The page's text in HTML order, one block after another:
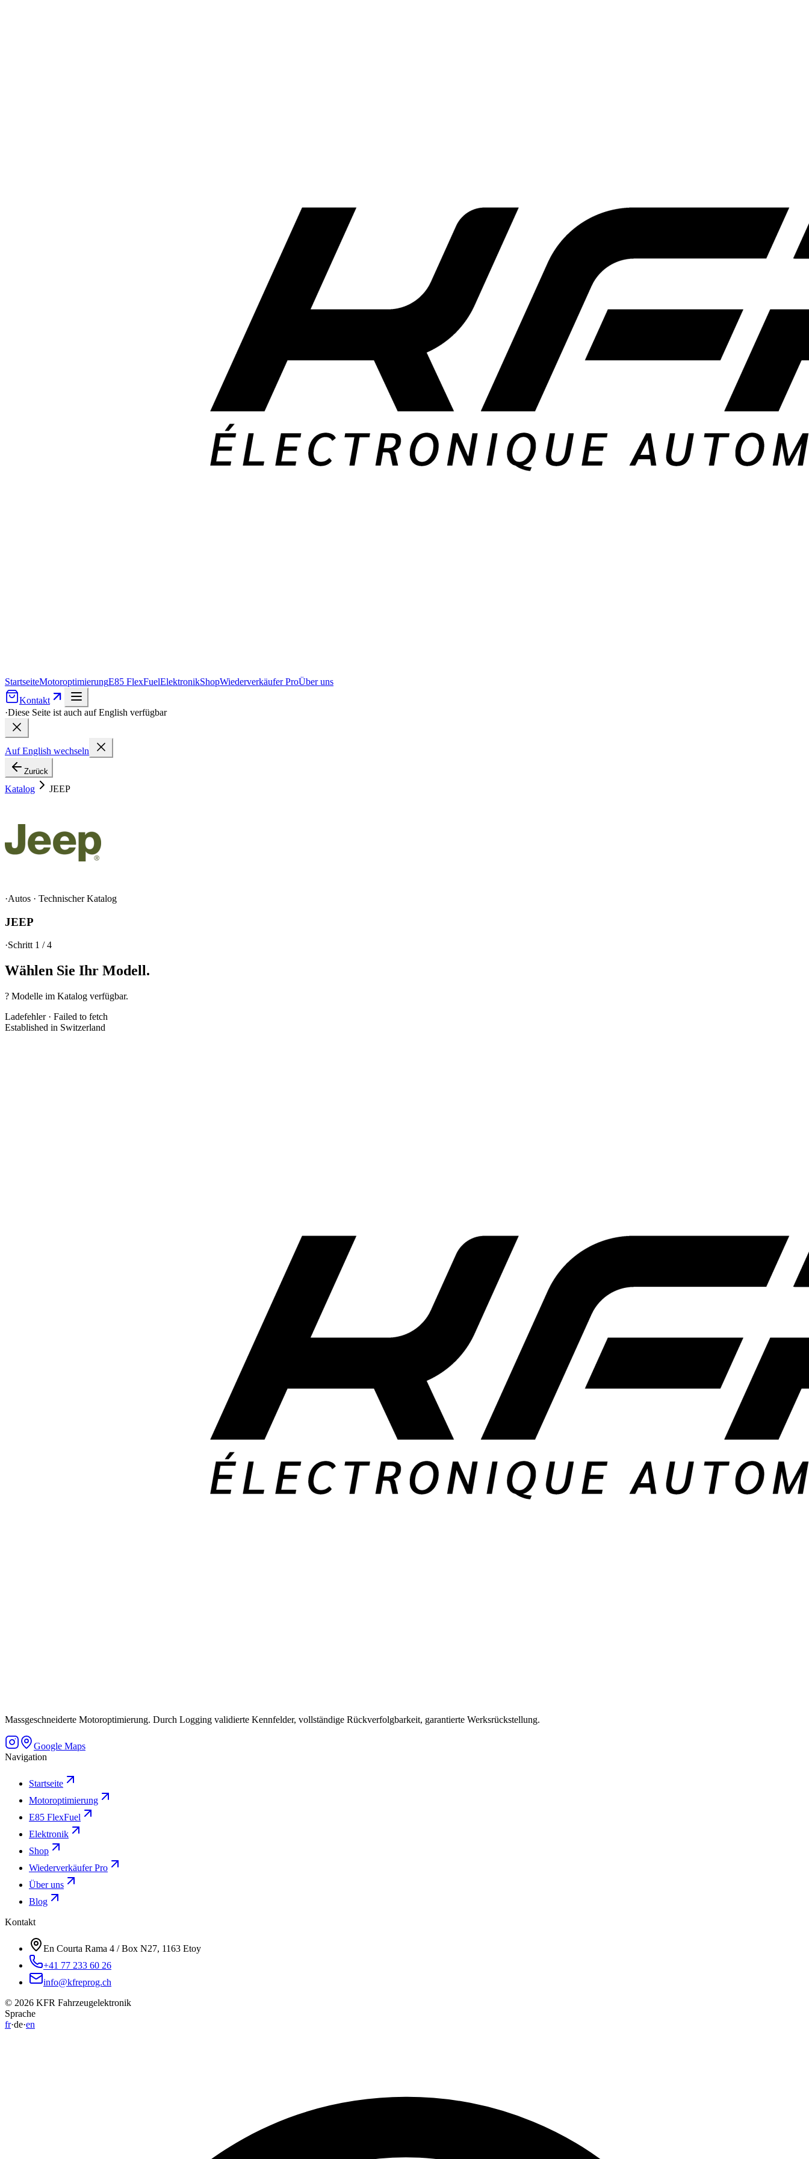
StartseiteMotoroptimierungE85 FlexFuelElektronikShopWiederverkäufer ProÜber uns
Kontakt
·Diese Seite ist auch auf English verfügbar
Auf English wechseln
Zurück
Katalog JEEP
·Autos · Technischer Katalog
JEEP
·Schritt 1 / 4
Wählen Sie Ihr Modell.
? Modelle im Katalog verfügbar.
Ladefehler· Failed to fetch
Established in Switzerland
Massgeschneiderte Motoroptimierung. Durch Logging validierte Kennfelder, vollständige Rückverfolgbarkeit, garantierte Werksrückstellung.
Google Maps
Navigation
Startseite
Motoroptimierung
E85 FlexFuel
Elektronik
Shop
Wiederverkäufer Pro
Über uns
Blog
Kontakt
En Courta Rama 4 / Box N27, 1163 Etoy
+41 77 233 60 26
info@kfreprog.ch
© 2026 KFR Fahrzeugelektronik
Sprache
fr·de·en